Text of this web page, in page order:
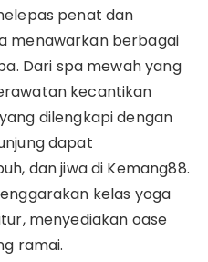
penat dan
menawarkan berbagai
Dari spa mewah yang
kecantikan
dilengkapi dengan
dapat
dan jiwa di Kemang88.
kelas yoga
menyediakan oase
ramai.